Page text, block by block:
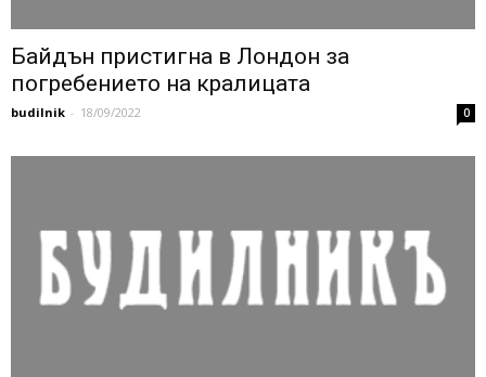
Байдън пристигна в Лондон за
погребението на кралицата
budilnik - 18/09/2022 0